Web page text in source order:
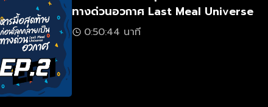
ทางด่วนอวกาศ Last Meal Universe
0:50:44 นาที